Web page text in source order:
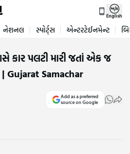
English
નેશનલ સ્પોર્ટ્સ એન્ટરટેઈનમેન્ટ
કાર પલટી મારી જતાં એક જ
| Gujarat Samachar
Add as a preferred
source on Google